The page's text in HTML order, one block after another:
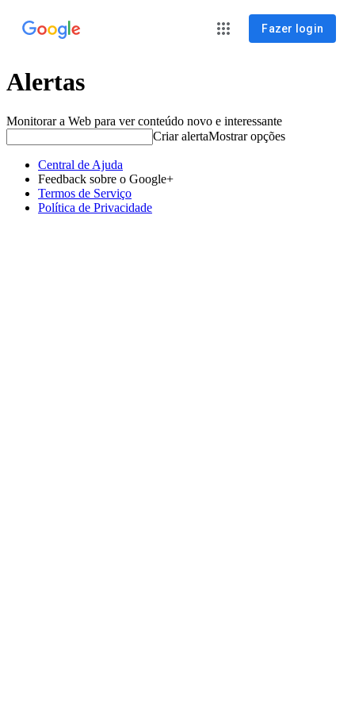
Fazer login
Alertas
Monitorar a Web para ver conteúdo novo e interessante
Criar alertaMostrar opções
Central de Ajuda
Feedback sobre o Google+
Termos de Serviço
Política de Privacidade